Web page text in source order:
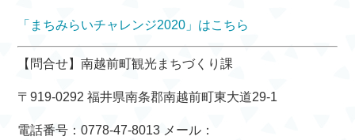
「まちみらいチャレンジ2020」はこちら
【問合せ】南越前町観光まちづくり課
〒919-0292 福井県南条郡南越前町東大道29-1
電話番号：0778-47-8013 メール：